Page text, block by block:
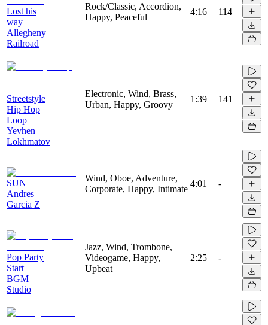
Lost his
way
Allegheny
Railroad
Rock/Classic, Accordion,
Happy, Peaceful
4:16 114
Streetstyle
Hip Hop
Loop
Yevhen
Lokhmatov
Electronic, Wind, Brass,
Urban, Happy, Groovy
1:39 141
SUN
Andres
Garcia Z
Wind, Oboe, Adventure,
Corporate, Happy, Intimate
4:01 -
Pop Party
Start
BGM
Studio
Jazz, Wind, Trombone,
Videogame, Happy,
Upbeat
2:25 -